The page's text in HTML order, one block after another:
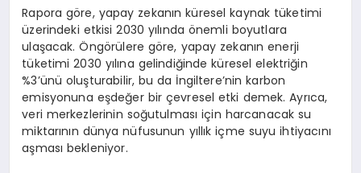
Rapora göre, yapay zekanın küresel kaynak tüketimi
üzerindeki etkisi 2030 yılında önemli boyutlara
ulaşacak. Öngörülere göre, yapay zekanın enerji
tüketimi 2030 yılına gelindiğinde küresel elektriğin
%3’ünü oluşturabilir, bu da İngiltere’nin karbon
emisyonuna eşdeğer bir çevresel etki demek. Ayrıca,
veri merkezlerinin soğutulması için harcanacak su
miktarının dünya nüfusunun yıllık içme suyu ihtiyacını
aşması bekleniyor.